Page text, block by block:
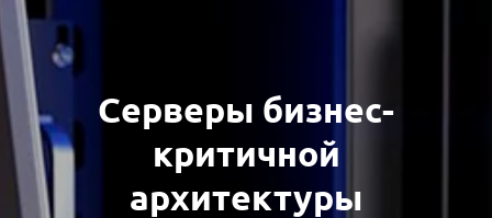
Серверы бизнес-
критичной
архитектуры